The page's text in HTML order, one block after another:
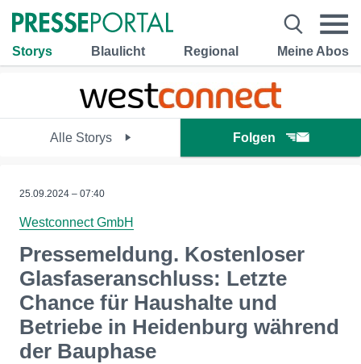
Storys Blaulicht Regional Meine Abos
Alle Storys Folgen
25.09.2024 – 07:40
Westconnect GmbH
Pressemeldung. Kostenloser
Glasfaseranschluss: Letzte
Chance für Haushalte und
Betriebe in Heidenburg während
der Bauphase